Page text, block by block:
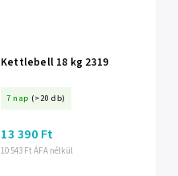
Kettlebell 18 kg 2319
7 nap (>20 db)
10 543 Ft ÁFA nélkül
13 390 Ft